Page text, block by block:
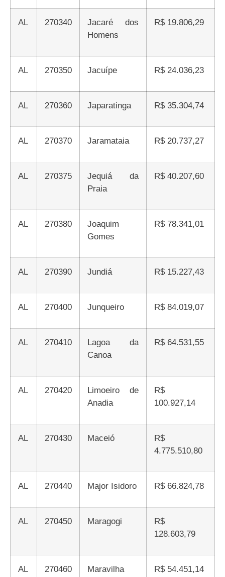
AL 270340
Jacaré dos
Homens
R$ 19.806,29
AL 270350 Jacuípe R$ 24.036,23
AL 270360 Japaratinga R$ 35.304,74
AL 270370 Jaramataia R$ 20.737,27
AL 270375
Jequiá da
Praia
R$ 40.207,60
AL 270380
Joaquim
Gomes
R$ 78.341,01
AL 270390 Jundiá R$ 15.227,43
AL 270400 Junqueiro R$ 84.019,07
AL 270410
Lagoa da
Canoa
R$ 64.531,55
AL 270420
Limoeiro de
Anadia
R$
100.927,14
AL 270430 Maceió
R$
4.775.510,80
AL 270440 Major Isidoro R$ 66.824,78
AL 270450 Maragogi
R$
128.603,79
AL 270460 Maravilha R$ 54.451,14